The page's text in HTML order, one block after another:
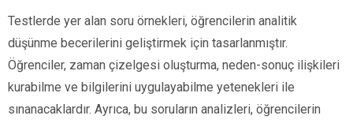
Testlerde yer alan soru örnekleri, öğrencilerin analitik
düşünme becerilerini geliştirmek için tasarlanmıştır.
Öğrenciler, zaman çizelgesi oluşturma, neden-sonuç ilişkileri
kurabilme ve bilgilerini uygulayabilme yetenekleri ile
sınanacaklardır. Ayrıca, bu soruların analizleri, öğrencilerin